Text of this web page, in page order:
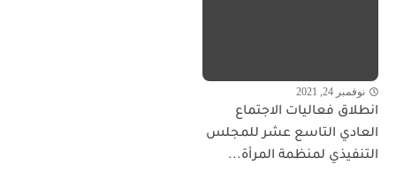
نوفمبر 24, 2021
انطلاق فعاليات الاجتماع
العادي التاسع عشر للمجلس
التنفيذي لمنظمة المرأة...